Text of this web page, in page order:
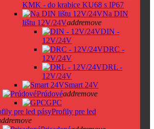
KMK - do krabice KU68 s IP67
Na DIN
lištu 12V/24Vaddremove
DIN -
12V/24V
DRC -
12V/24V
DRL -
12V/24V
Smart 24V
Prúdovéaddremove
GPC
Profily pre led
remove